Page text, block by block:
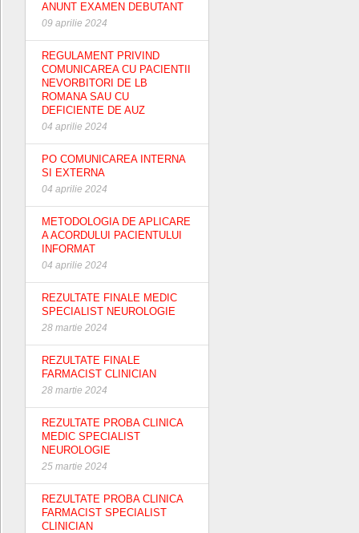
ANUNT EXAMEN DEBUTANT
09 aprilie 2024
REGULAMENT PRIVIND
COMUNICAREA CU PACIENTII
NEVORBITORI DE LB
ROMANA SAU CU
DEFICIENTE DE AUZ
04 aprilie 2024
PO COMUNICAREA INTERNA
SI EXTERNA
04 aprilie 2024
METODOLOGIA DE APLICARE
A ACORDULUI PACIENTULUI
INFORMAT
04 aprilie 2024
REZULTATE FINALE MEDIC
SPECIALIST NEUROLOGIE
28 martie 2024
REZULTATE FINALE
FARMACIST CLINICIAN
28 martie 2024
REZULTATE PROBA CLINICA
MEDIC SPECIALIST
NEUROLOGIE
25 martie 2024
REZULTATE PROBA CLINICA
FARMACIST SPECIALIST
CLINICIAN